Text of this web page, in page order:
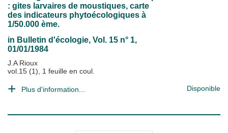
: gites larvaires de moustiques, carte
des indicateurs phytoécologiques à
1/50.000 ème.
in Bulletin d'écologie, Vol. 15 n° 1,
01/01/1984
J.A Rioux
vol.15 (1), 1 feuille en coul.
Plus d'information... Disponible